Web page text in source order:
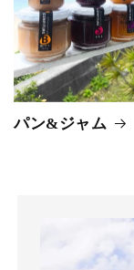
パン&ジャム